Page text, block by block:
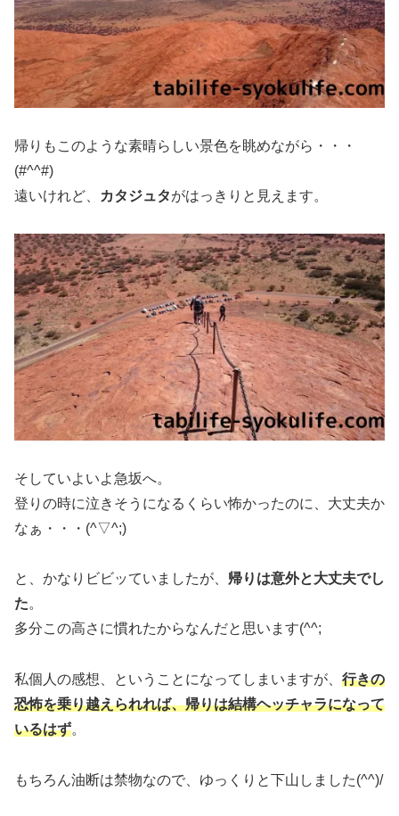
帰りもこのような素晴らしい景色を眺めながら・・・
(#^^#)
遠いけれど、
カタジュタがはっきりと見えます。
そしていよいよ急坂へ。
登りの時に泣きそうになるくらい怖かったのに、大丈夫か
なぁ・・・(^▽^;)
と、かなりビビッていましたが、 帰りは意外と大丈夫でし
た。
多分この高さに慣れたからなんだと思います(^^;
私個人の感想、ということになってしまいますが、 行きの
恐怖を乗り越えられれば、帰りは結構ヘッチャラになって
いるはず。
もちろん油断は禁物なので、ゆっくりと下山しました(^^)/